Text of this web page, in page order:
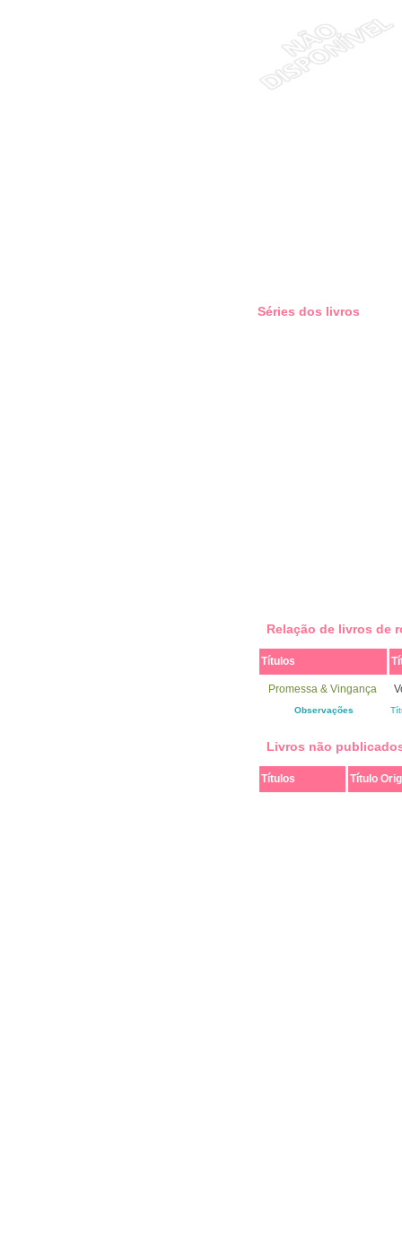
Séries dos livros
Relação de livros de
Títulos
Observações
Promessa & Vingança
Livros não
Títulos Título